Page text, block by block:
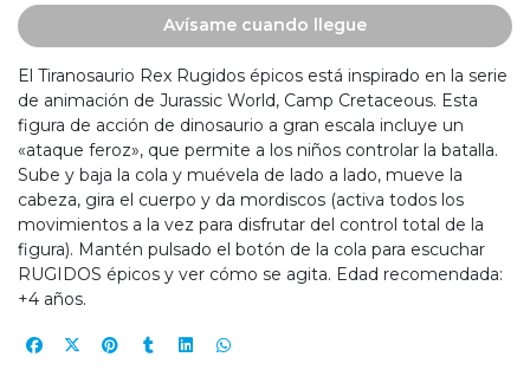
Avísame cuando llegue
El Tiranosaurio Rex Rugidos épicos está inspirado en la serie
de animación de Jurassic World, Camp Cretaceous. Esta
figura de acción de dinosaurio a gran escala incluye un
«ataque feroz», que permite a los niños controlar la batalla.
Sube y baja la cola y muévela de lado a lado, mueve la
cabeza, gira el cuerpo y da mordiscos (activa todos los
movimientos a la vez para disfrutar del control total de la
figura). Mantén pulsado el botón de la cola para escuchar
RUGIDOS épicos y ver cómo se agita. Edad recomendada:
+4 años.